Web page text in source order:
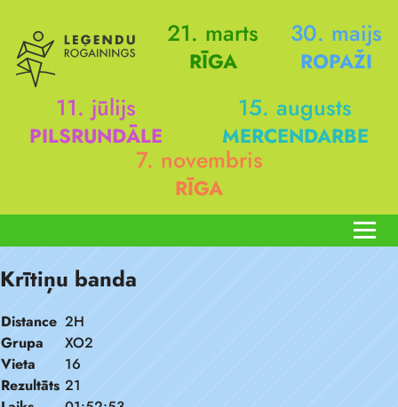
21. marts
RĪGA
30. maijs
ROPAŽI
11. jūlijs
PILSRUNDĀLE
15. augusts
MERCENDARBE
7. novembris
RĪGA
Krītiņu banda
Distance 2H
Grupa
XO2
Vieta
16
Rezultāts 21